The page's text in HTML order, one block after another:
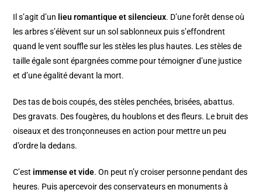
Il s’agit d’un lieu romantique et silencieux. D’une forêt dense où
les arbres s’élèvent sur un sol sablonneux puis s’effondrent
quand le vent souffle sur les stèles les plus hautes. Les stèles de
taille égale sont épargnées comme pour témoigner d’une justice
et d’une égalité devant la mort.
Des tas de bois coupés, des stèles penchées, brisées, abattus.
Des gravats. Des fougères, du houblons et des fleurs. Le bruit des
oiseaux et des tronçonneuses en action pour mettre un peu
d’ordre la dedans.
C’est immense et vide. On peut n’y croiser personne pendant des
heures. Puis apercevoir des conservateurs en monuments à